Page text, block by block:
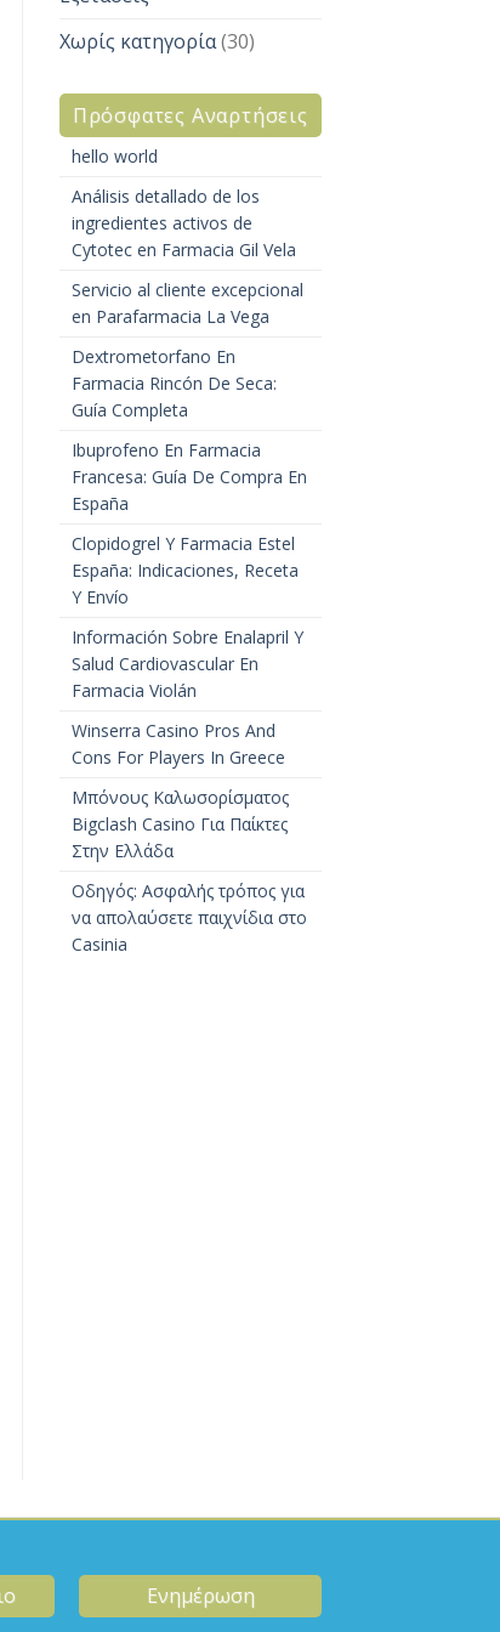
Χωρίς κατηγορία(30)
Πρόσφατες Αναρτήσεις
hello world
Análisis detallado de los
ingredientes activos de
Cytotec en Farmacia Gil Vela
Servicio al cliente excepcional
en Parafarmacia La Vega
Dextrometorfano En
Farmacia Rincón De Seca:
Guía Completa
Ibuprofeno En Farmacia
Francesa: Guía De Compra En
España
Clopidogrel Y Farmacia Estel
España: Indicaciones, Receta
Y Envío
Información Sobre Enalapril Y
Salud Cardiovascular En
Farmacia Violán
Winserra Casino Pros And
Cons For Players In Greece
Μπόνους Καλωσορίσματος
Bigclash Casino Για Παίκτες
Στην Ελλάδα
Οδηγός: Ασφαλής τρόπος για
να απολαύσετε παιχνίδια στο
Casinia
Ενημέρωση